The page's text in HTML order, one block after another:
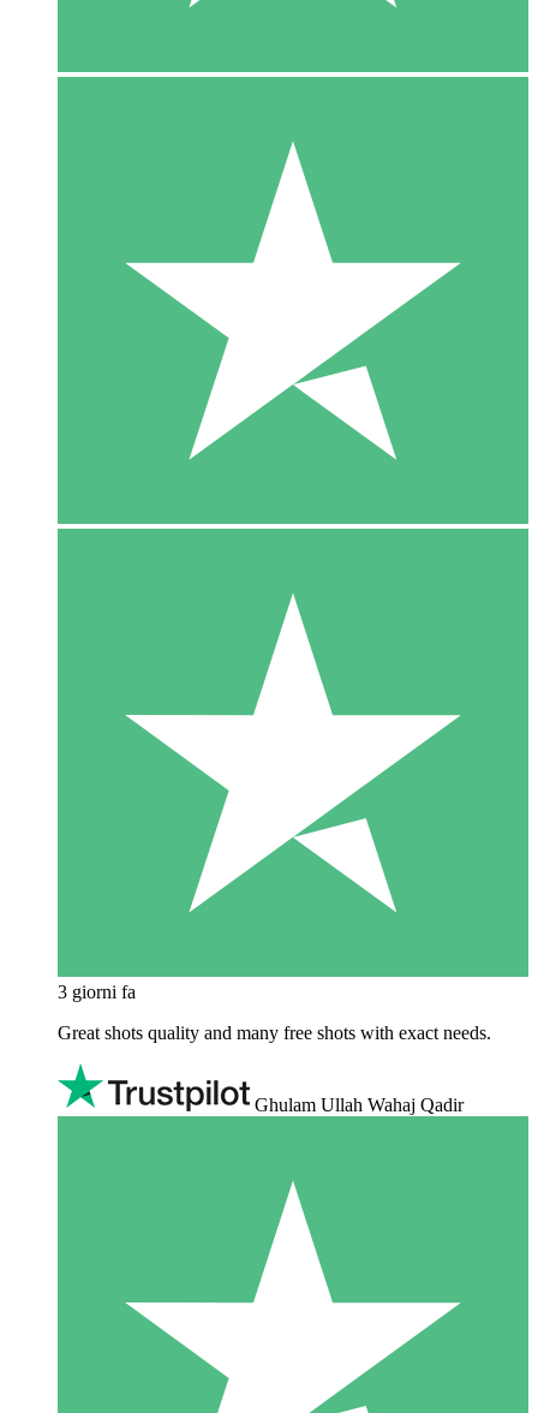
3 giorni fa
Great shots quality and many free shots with exact needs.
Ghulam Ullah Wahaj Qadir